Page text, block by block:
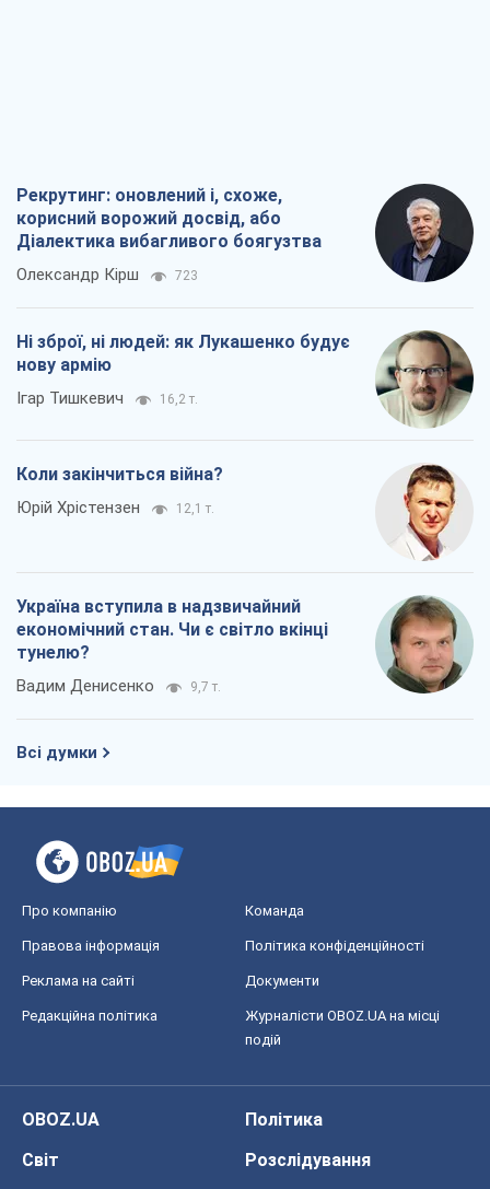
Рекрутинг: оновлений і, схоже,
корисний ворожий досвід, або
Діалектика вибагливого боягузтва
Олександр Кірш 723
Ні зброї, ні людей: як Лукашенко будує
нову армію
Ігар Тишкевич 16,2 т.
Коли закінчиться війна?
Юрій Хрістензен 12,1 т.
Україна вступила в надзвичайний
економічний стан. Чи є світло вкінці
тунелю?
Вадим Денисенко 9,7 т.
Всі думки
Про компанію Команда
Правова інформація Політика конфіденційності
Реклама на сайті Документи
Редакційна політика
Журналісти OBOZ.UA на місці
подій
OBOZ.UA
Політика
Світ
Розслідування